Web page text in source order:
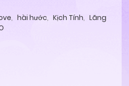
, hài hước, Kịch Tính, Lãng